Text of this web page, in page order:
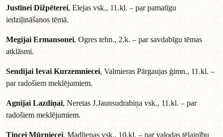
Justīnei Dižpēterei, Elejas vsk., 11.kl. – par pamatīgu
iedziļināšanos tēmā.
Megijai Ermansonei, Ogres tehn., 2.k. – par savdabīgu tēmas
atklāsmi.
Sendijai Ievai Kurzemniecei, Valmieras Pārgaujas ģimn., 11.kl. –
par radošiem meklējumiem.
Agnijai Lazdiņai, Neretas J.Jaunsudrabiņa vsk., 11.kl. – par
radošiem meklējumiem.
Tincei Mūrniecei, Madlienas vsk., 10.kl. – par valodas tēlainību